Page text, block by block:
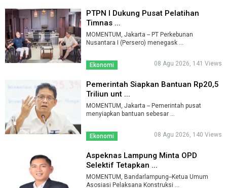
PTPN I Dukung Pusat Pelatihan
Timnas ...
MOMENTUM, Jakarta -- PT Perkebunan
Nusantara I (Persero) menegask ...
Ekonomi 08 Agu 2026, 141 Views
Pemerintah Siapkan Bantuan Rp20,5
Triliun unt ...
MOMENTUM, Jakarta -- Pemerintah pusat
menyiapkan bantuan sebesar ...
Ekonomi 08 Agu 2026, 140 Views
Aspeknas Lampung Minta OPD
Selektif Tetapkan ...
MOMENTUM, Bandarlampung--Ketua Umum
Asosiasi Pelaksana Konstruksi ...